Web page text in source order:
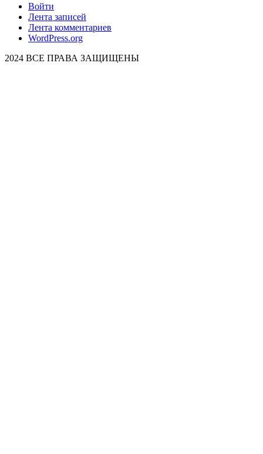
Войти
Лента записей
Лента комментариев
WordPress.org
2024 ВСЕ ПРАВА ЗАЩИЩЕНЫ